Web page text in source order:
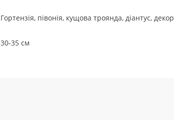
Гортензія, півонія, кущова троянда, діантус, декор
30-35 см